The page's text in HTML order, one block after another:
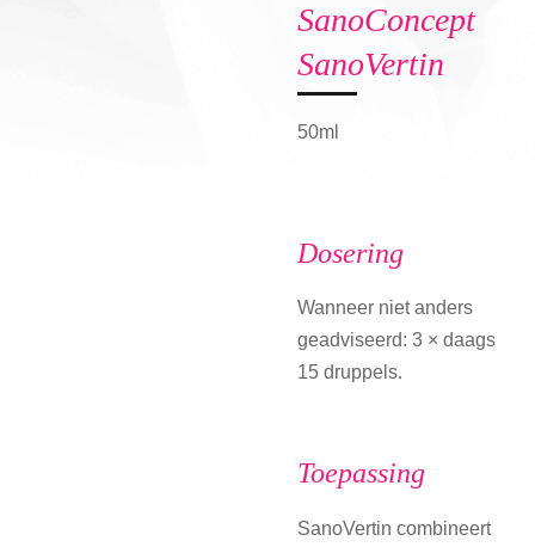
SanoConcept
SanoVertin
50ml
Dosering
Wanneer niet anders
geadviseerd: 3 × daags
15 druppels.
Toepassing
SanoVertin combineert